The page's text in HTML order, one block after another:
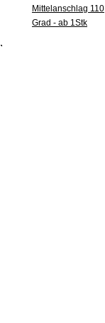
Mittelanschlag 110
Grad - ab 1Stk